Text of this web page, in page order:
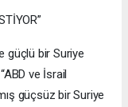
güçlü bir Suriye
ve İsrail
güçsüz bir Suriye